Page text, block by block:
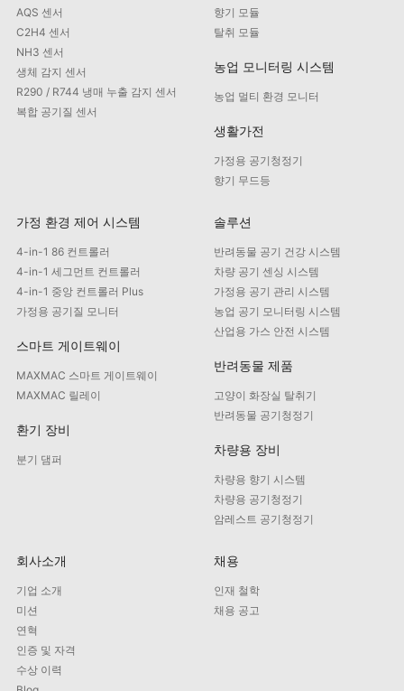
AQS 센서
C2H4 센서
NH3 센서
생체 감지 센서
R290 / R744 냉매 누출 감지 센서
복합 공기질 센서
향기 모듈
탈취 모듈
농업 모니터링 시스템
농업 멀티 환경 모니터
생활가전
가정용 공기청정기
향기 무드등
가정 환경 제어 시스템
4-in-1 86 컨트롤러
4-in-1 세그먼트 컨트롤러
4-in-1 중앙 컨트롤러 Plus
가정용 공기질 모니터
스마트 게이트웨이
MAXMAC 스마트 게이트웨이
MAXMAC 릴레이
환기 장비
분기 댐퍼
솔루션
반려동물 공기 건강 시스템
차량 공기 센싱 시스템
가정용 공기 관리 시스템
농업 공기 모니터링 시스템
산업용 가스 안전 시스템
반려동물 제품
고양이 화장실 탈취기
반려동물 공기청정기
차량용 장비
차량용 향기 시스템
차량용 공기청정기
암레스트 공기청정기
회사소개
기업 소개
미션
연혁
인증 및 자격
수상 이력
채용
인재 철학
채용 공고